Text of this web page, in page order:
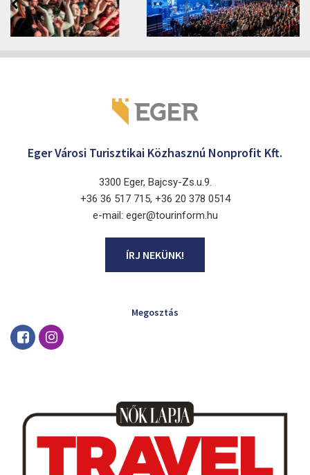
2026. június 19. - 2026. augusztus 28.
Márai Központ, Eger 3300, Szépasszony-völgy 35.
Eger Városi Turisztikai Közhasznú Nonprofit Kft.
3300 Eger, Bajcsy-Zs.u.9.
+36 36 517 715, +36 20 378 0514
e-mail: eger@tourinform.hu
ÍRJ NEKÜNK!
Megosztás